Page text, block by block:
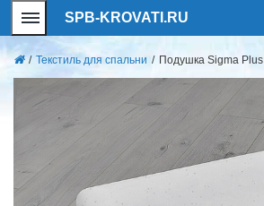
SPB-KROVATI.RU
/ Текстиль для спальни / Подушка Sigma Plus